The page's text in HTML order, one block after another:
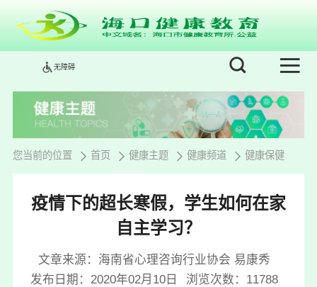
无障碍
您当前的位置 首页 健康主题 健康频道 健康保健
疫情下的超长寒假，学生如何在家
自主学习？
文章来源：海南省心理咨询行业协会 易康秀
发布日期：2020年02月10日
浏览次数： 11788